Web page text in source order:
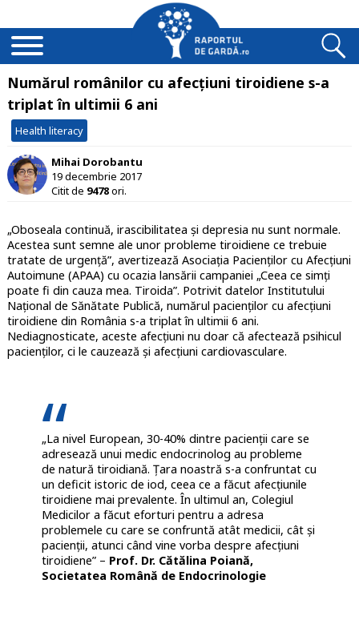
Numărul românilor cu afecțiuni tiroidiene s-a
triplat în ultimii 6 ani
Health literacy
Mihai Dorobantu
19 decembrie 2017
Citit de 9478ori.
„Oboseala continuă, irascibilitatea și depresia nu sunt normale.
Acestea sunt semne ale unor probleme tiroidiene ce trebuie
tratate de urgență”, avertizează Asociația Pacienților cu Afecțiuni
Autoimune (APAA) cu ocazia lansării campaniei „Ceea ce simți
poate fi din cauza mea. Tiroida”. Potrivit datelor Institutului
Național de Sănătate Publică, numărul pacienților cu afecțiuni
tiroidiene din România s-a triplat în ultimii 6 ani.
Nediagnosticate, aceste afecțiuni nu doar că afectează psihicul
pacienților, ci le cauzează și afecțiuni cardiovasculare.
„La nivel European, 30-40% dintre pacienții care se
adresează unui medic endocrinolog au probleme
de natură tiroidiană. Țara noastră s-a confruntat cu
un deficit istoric de iod, ceea ce a făcut afecțiunile
tiroidiene mai prevalente. În ultimul an, Colegiul
Medicilor a făcut eforturi pentru a adresa
problemele cu care se confruntă atât medicii, cât și
pacienții, atunci când vine vorba despre afecțiuni
tiroidiene” – Prof. Dr. Cătălina Poiană,
Societatea Română de Endocrinologie